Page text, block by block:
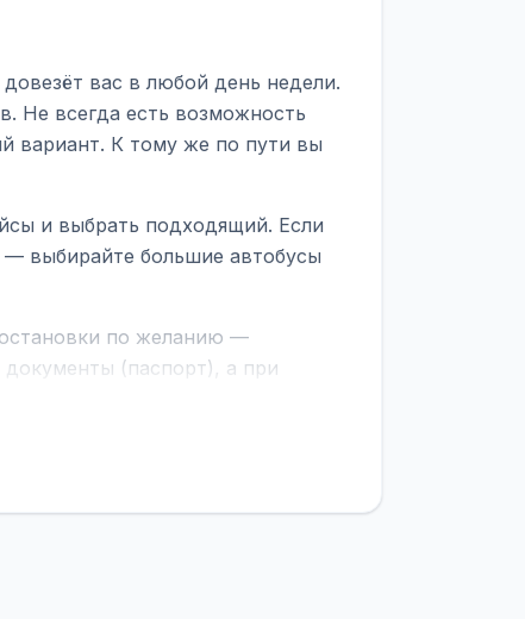
вас в любой день недели.
Не всегда есть возможность
вариант. К тому же по пути вы
и выбрать подходящий. Если
выбирайте большие автобусы
по желанию —
(паспорт), а при
отопление, зарядка
Кнопка «Детали рейса»